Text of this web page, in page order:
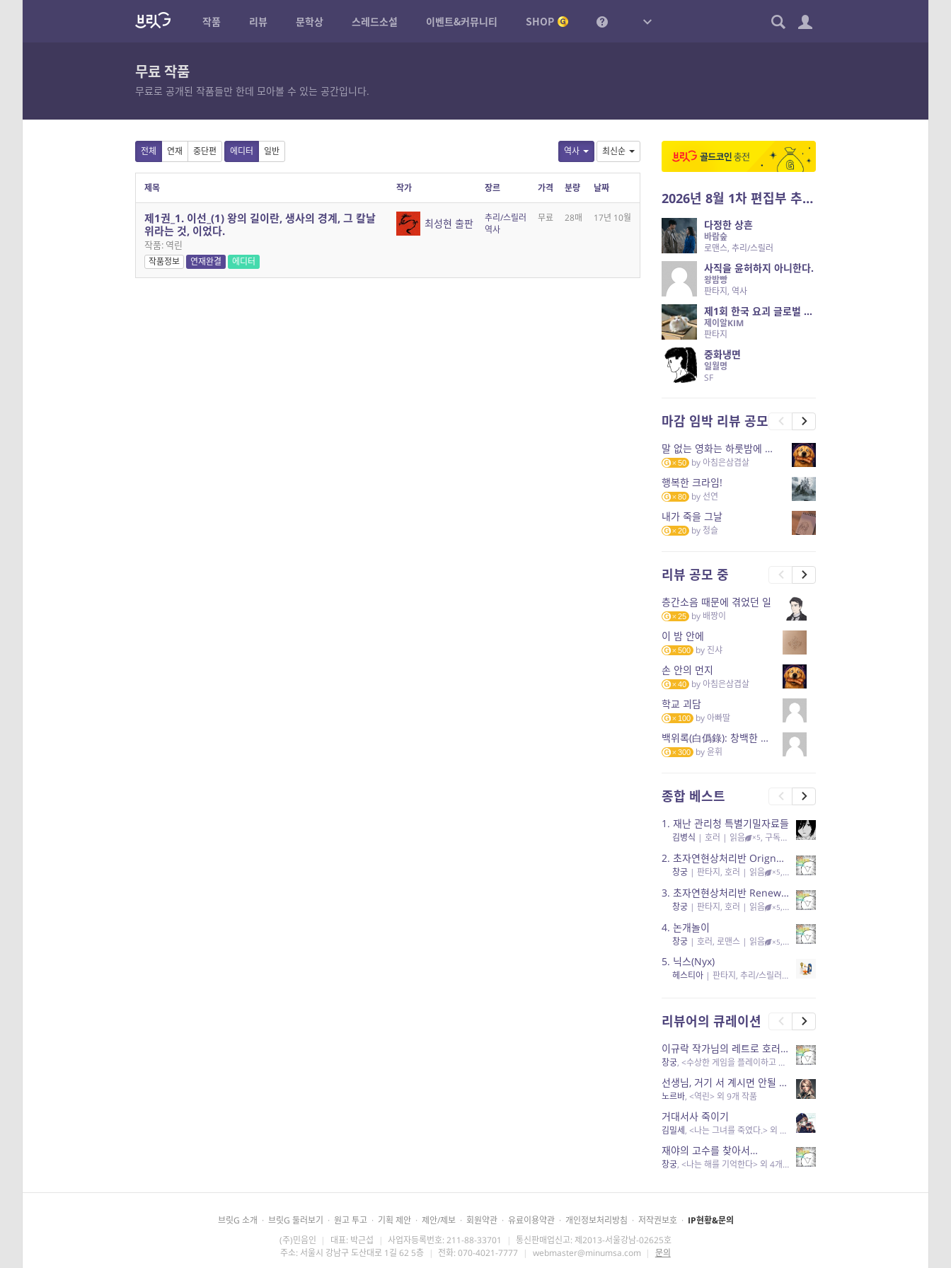
작품 리뷰 문학상 스레드소설 이벤트&커뮤니티 SHOP
무료 작품
무료로 공개된 작품들만 한데 모아볼 수 있는 공간입니다.
역사 최신순
전체 연재 중단편 에디터 일반
제목 작가 장르 가격 분량 날짜
제1권_1. 이선_(1) 왕의 길이란, 생사의 경계, 그 칼날
위라는 것, 이었다.
작품: 역린
작품정보 연재완결 에디터
최성현 출판
추리/스릴러
역사
무료 28매 17년 10월
2026년 8월 1차 편집부 추천작
다정한 상흔
바람숲
로맨스, 추리/스릴러
사직을 윤허하지 아니한다.
왕밤빵
판타지, 역사
제1회 한국 요괴 글로벌 진출 공개 오디션 시즌 2 — 나는 요괴다
제이알KIM
판타지
중화냉면
일월명
SF
마감 임박 리뷰 공모
말 없는 영화는 하룻밤에 몇 리를 갈 수 있을까
50 by 아침은삼겹살
행복한 크라임!
80 by 선연
내가 죽을 그날
20 by 청슬
리뷰 공모 중
층간소음 때문에 겪었던 일
25 by 배짱이
이 밤 안에
500 by 진샤
손 안의 먼지
40 by 아침은삼겹살
학교 괴담
100 by 아빠딸
백위록(白僞錄): 창백한 자의 기록(The Pallidette)
300 by윤휘
종합 베스트
1. 재난 관리청 특별기밀자료들
김병식 | 호러 | 읽음 ×5, 구독 , 응원94, 리뷰3
2. 초자연현상처리반 Orignal + True Ending
창궁 | 판타지, 호러 | 읽음 ×5, 구독 , 응원6
3. 초자연현상처리반 Renewal
창궁 | 판타지, 호러 | 읽음 ×5, 구독 , 응원82, 리뷰4
4. 논개놀이
창궁 | 호러, 로맨스 | 읽음 ×5, 공감11, 응원25
5. 닉스(Nyx)
헤스티아 | 판타지, 추리/스릴러| 읽음
리뷰어의 큐레이션
이규락 작가님의 레트로 호러 리뷰
창궁, <수상한 게임을 플레이하고 있어> 외 3개 작품
선생님, 거기 서 계시면 안될 것 같은데요-역할 클리셰를 비튼 작품들
노르바, <역린> 외 9개 작품
거대서사 죽이기
김밀세, <나는 그녀를 죽였다.> 외 1개 작품
재야의 고수를 찾아서…
창궁, <나는 해를 기억한다> 외 4개 작품
브릿G 소개 · 브릿G 둘러보기 · 원고 투고 · 기획 제안 · 제안/제보 · 회원약관 · 유료이용약관 · 개인정보처리방침 · 저작권보호 · IP현황&문의
(주)민음인 | 대표: 박근섭 | 사업자등록번호: 211-88-33701 | 통신판매업신고: 제2013-서울강남-02625호
주소: 서울시 강남구 도산대로 1길 62 5층 | 전화: 070-4021-7777 | webmaster@minumsa.com | 문의